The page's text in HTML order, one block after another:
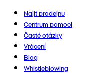
Najít prodejnu
Centrum pomoci
Časté otázky
Vrácení
Blog
Whistleblowing